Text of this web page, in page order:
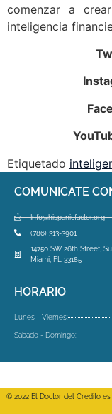
comenzar a
inteligencia
Etiquetado
COMUNICATE
Info@hispanicfactor.org
(786) 313-3901
14750 SW 26th Street,
Miami, FL 33185
HORARIO
Lunes - Viernes:
Sabado - Domingo:
© 2022 El Doctor del Credito